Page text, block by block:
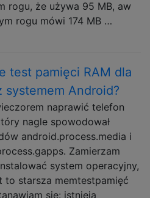
rogu, że używa 95 MB, aw
rogu mówi 174 MB …
test pamięci RAM dla
systemem Android?
naprawić telefon
nagle spowodował
android.process.media i
Zamierzam
system operacyjny,
to starsza memtestpamięć
się: istnieją